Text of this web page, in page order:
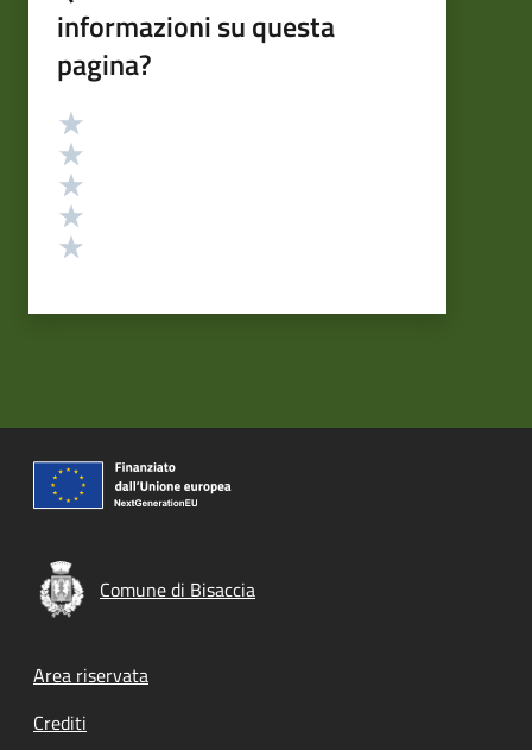
informazioni su questa
pagina?
Valutazione
Comune di Bisaccia
Footer menu
Area riservata
Crediti